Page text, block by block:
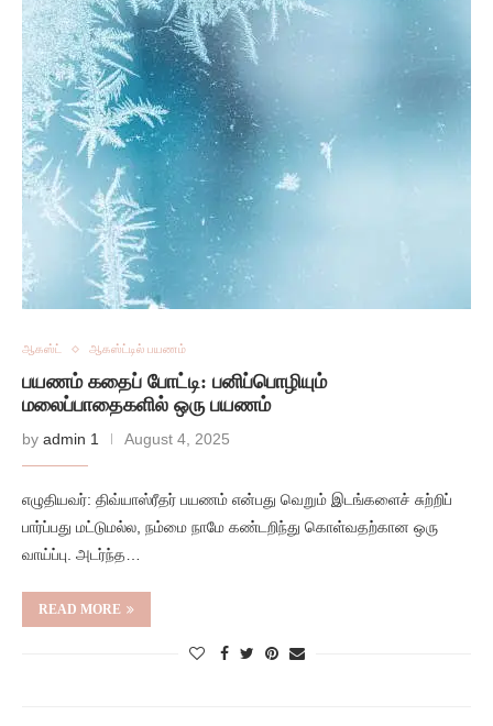
ஆகஸ்ட் ஆகஸ்ட்டில் பயணம்
பயணம் கதைப் போட்டி: பனிப்பொழியும்
மலைப்பாதைகளில் ஒரு பயணம்
by admin 1 August 4, 2025
எழுதியவர்: திவ்யாஸ்ரீதர் பயணம் என்பது வெறும் இடங்களைச் சுற்றிப்
பார்ப்பது மட்டுமல்ல, நம்மை நாமே கண்டறிந்து கொள்வதற்கான ஒரு
வாய்ப்பு. அடர்ந்த…
READ MORE